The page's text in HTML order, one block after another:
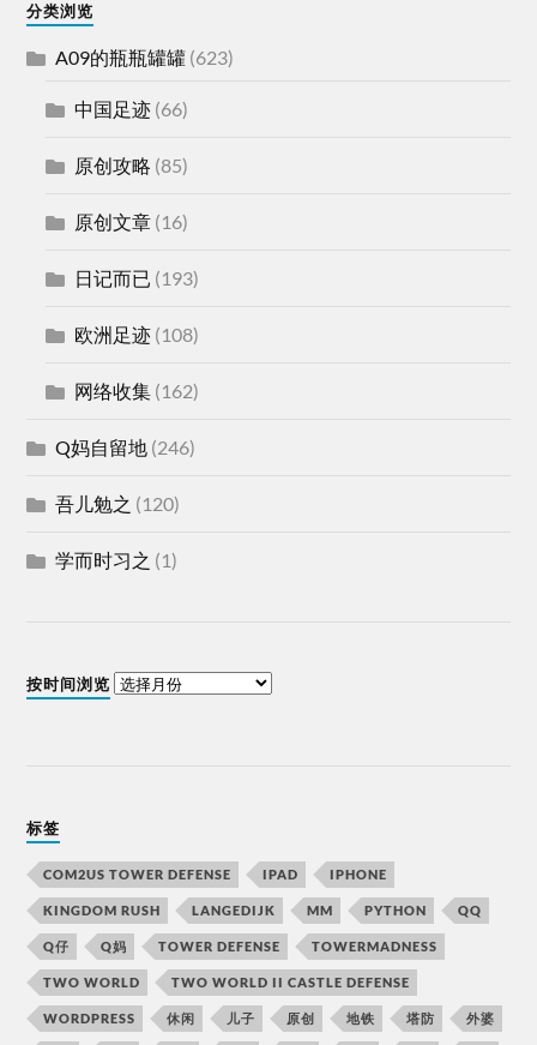
分类浏览
A09的瓶瓶罐罐 (623)
中国足迹 (66)
原创攻略 (85)
原创文章 (16)
日记而已 (193)
欧洲足迹 (108)
网络收集 (162)
Q妈自留地 (246)
吾儿勉之 (120)
学而时习之 (1)
按时间浏览
标签
COM2US TOWER DEFENSE IPAD IPHONE
KINGDOM RUSH LANGEDIJK MM PYTHON QQ
Q仔 Q妈 TOWER DEFENSE TOWERMADNESS
TWO WORLD TWO WORLD II CASTLE DEFENSE
WORDPRESS 休闲 儿子 原创 地铁 塔防 外婆